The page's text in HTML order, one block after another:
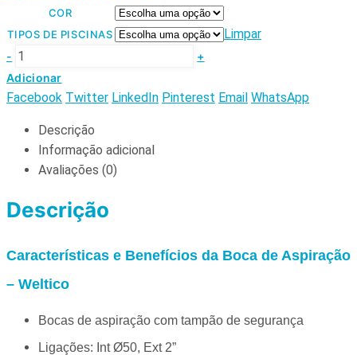
COR
TIPOS DE PISCINAS
Limpar
-
+
Adicionar
Facebook Twitter LinkedIn Pinterest Email WhatsApp
Descrição
Informação adicional
Avaliações (0)
Descrição
Características e Benefícios da Boca de Aspiração
– Weltico
Bocas de aspiração com tampão de segurança
Ligações: Int Ø50, Ext 2”